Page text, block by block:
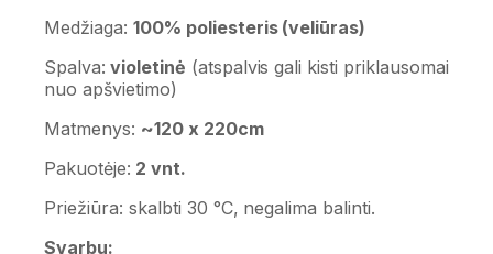
Medžiaga: 100% poliesteris (veliūras)
Spalva: violetinė (atspalvis gali kisti priklausomai
nuo apšvietimo)
Matmenys: ~120 x 220cm
Pakuotėje: 2 vnt.
Priežiūra: skalbti 30 °C, negalima balinti.
Svarbu: